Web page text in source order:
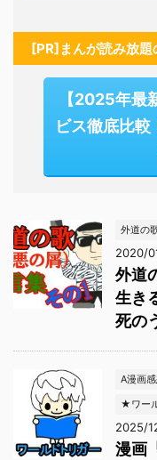
[PR]まんが読み放題
【2025年最
ビス徹底比
外道の
2020/
外道
生き
死の
A漫画
★ワー
2025/
漫画